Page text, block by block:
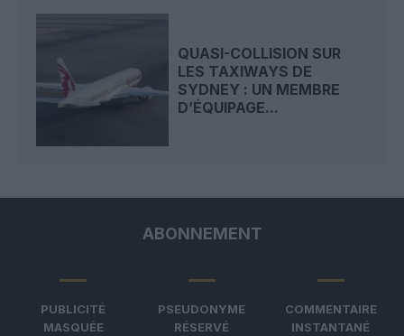
QUASI-COLLISION SUR
LES TAXIWAYS DE
SYDNEY : UN MEMBRE
D’ÉQUIPAGE...
ABONNEMENT
PUBLICITÉ
MASQUÉE
PSEUDONYME
RÉSERVÉ
COMMENTAIRE
INSTANTANÉ